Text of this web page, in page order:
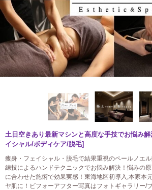
土日空きあり最新マシンと高度な手技でお悩み
イシャル/ボディケア/脱毛]
痩身・フェイシャル・脱毛で結果重視のペールノエ
練技によるハンドテクニックでお悩み解決！悩みの
に合わせた施術で効果実感！東海地区初導入,本家本
ヤ肌に！ビフォーアフター写真はフォトギャラリー/